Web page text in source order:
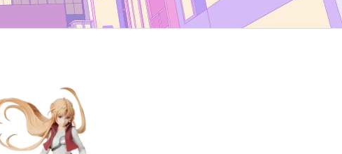
MONKEY D. LUFFY GEAR 4
TYP B